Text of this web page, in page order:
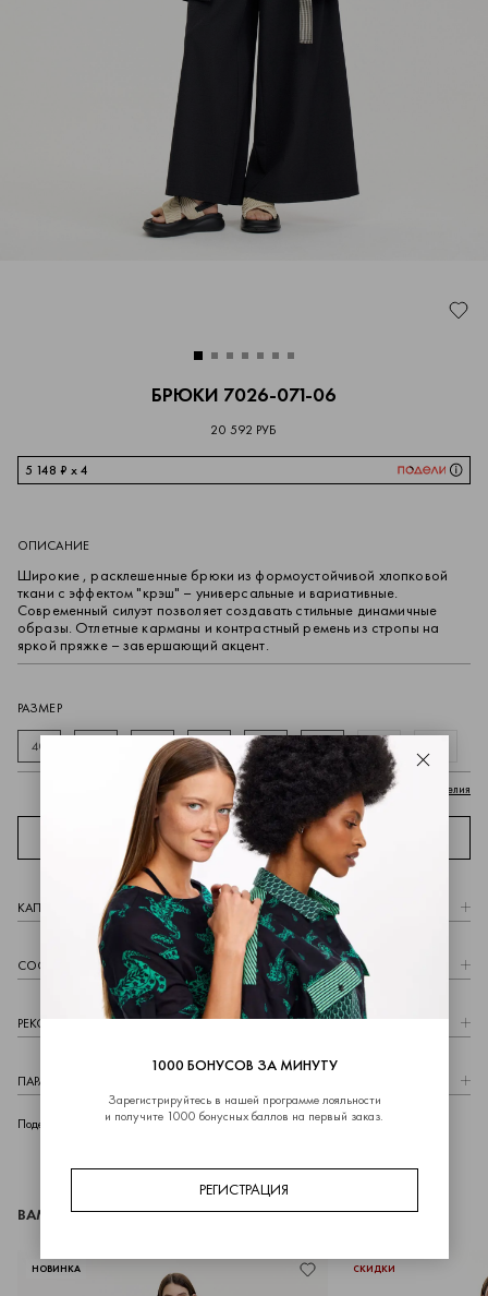
Закрыть
1000 БОНУСОВ ЗА МИНУТУ
Зарегистрируйтесь в нашей программе лояльности
и получите 1000 бонусных баллов на первый заказ.
РЕГИСТРАЦИЯ
БРЮКИ 7026-071-06
20 592 РУБ
5 148 ₽ x 4
ОПИСАНИЕ
Широкие , расклешенные брюки из формоустойчивой хлопковой
ткани с эффектом "крэш" – универсальные и вариативные.
Современный силуэт позволяет создавать стильные динамичные
образы. Отлетные карманы и контрастный ремень из стропы на
яркой пряжке – завершающий акцент.
РАЗМЕР
40 44 46 48 50 52
Параметры готового изделия
ПРИМЕРИТЬ ОНЛАЙН
КАПCУЛА
СОСТАВ
РЕКОМЕНДАЦИИ ПО УХОДУ
ПАРАМЕТРЫ МОДЕЛИ
Поделиться telegramwhatsapp
vk
ВАМ МОЖЕТ ПОНРАВИТЬСЯ
НОВИНКА СКИДКИ